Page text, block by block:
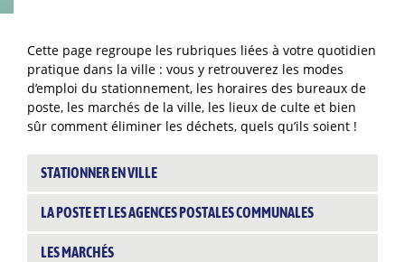
Cette page regroupe les rubriques liées à votre quotidien
pratique dans la ville : vous y retrouverez les modes
d’emploi du stationnement, les horaires des bureaux de
poste, les marchés de la ville, les lieux de culte et bien
sûr comment éliminer les déchets, quels qu’ils soient !
STATIONNER EN VILLE
LA POSTE ET LES AGENCES POSTALES COMMUNALES
LES MARCHÉS